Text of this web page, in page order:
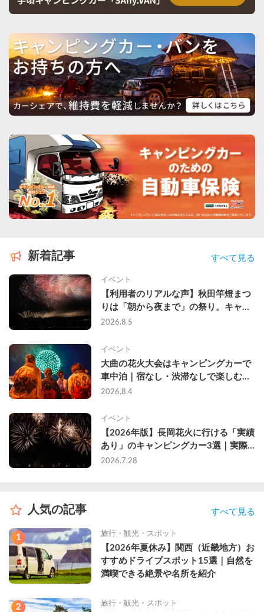
新着記事 すべて見る
イベント
【利用者のリアルな声】秋田竿燈まつ
りは「朝から夜まで」の祭り。キャン
ピングカーで行った2組の記録
2026.8.5
イベント
大曲の花火大会はキャンピングカーで
車中泊｜宿なし・渋滞なしで楽しむ
2026年完全ガイド
2026.8.4
イベント
【2026年版】長岡花火に行ける「実績
あり」のキャンピングカー3選｜実際
に利用したゲストのレビュー付き
2026.7.28
人気の記事 すべて見る
1 旅行・観光・スポット
【2026年夏休み】関西（近畿地方）お
すすめドライブスポット15選｜自然を
満喫できる絶景や名所を紹介
2 旅行・観光・スポット